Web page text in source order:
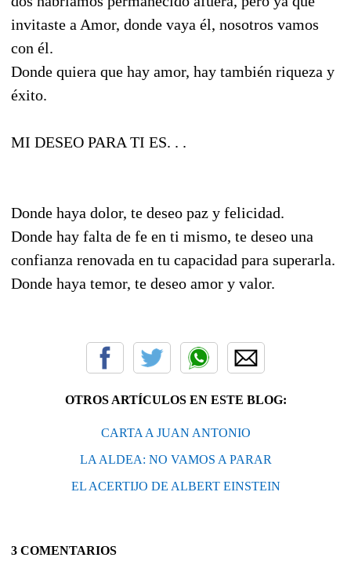
invitaste a Amor, donde vaya él, nosotros vamos
con él.
Donde quiera que hay amor, hay también riqueza y
éxito.
MI DESEO PARA TI ES. . .
Donde haya dolor, te deseo paz y felicidad.
Donde hay falta de fe en ti mismo, te deseo una
confianza renovada en tu capacidad para superarla.
Donde haya temor, te deseo amor y valor.
OTROS ARTÍCULOS EN ESTE BLOG:
CARTA A JUAN ANTONIO
LA ALDEA: NO VAMOS A PARAR
EL ACERTIJO DE ALBERT EINSTEIN
3 COMENTARIOS